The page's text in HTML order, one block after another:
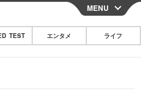
CLOSE
MENU
TEST エンタメ ライフ